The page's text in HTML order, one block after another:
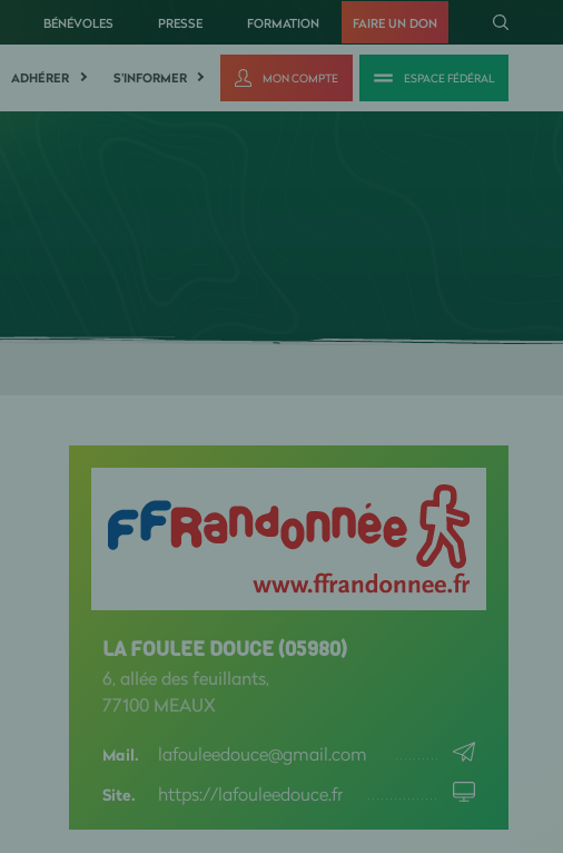
BÉNÉVOLES PRESSE FORMATION FAIRE UN DON
ADHÉRER S'INFORMER MON COMPTE ESPACE FÉDÉRAL
LA FOULEE DOUCE (05980)
6, allée des feuillants,
77100 MEAUX
Mail. lafouleedouce@gmail.com
Site. https://lafouleedouce.fr